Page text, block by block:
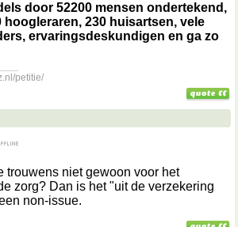
door 52200 mensen ondertekend,
hoogleraren, 230 huisartsen, vele
ervaringsdeskundigen en ga zo
petitie/
trouwens niet gewoon voor het
zorg? Dan is het "uit de verzekering
non-issue.